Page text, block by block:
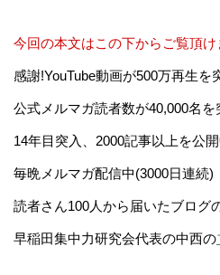
今回の本文はこの下からご覧頂け
感謝!YouTube動画が500万再生を
公式メルマガ読者数が40,000名を
14年目突入、2000記事以上を公
毎晩メルマガ配信中(3000日連続)
読者さん100人から届いたブログ
早稲田集中力研究会代表の中西の